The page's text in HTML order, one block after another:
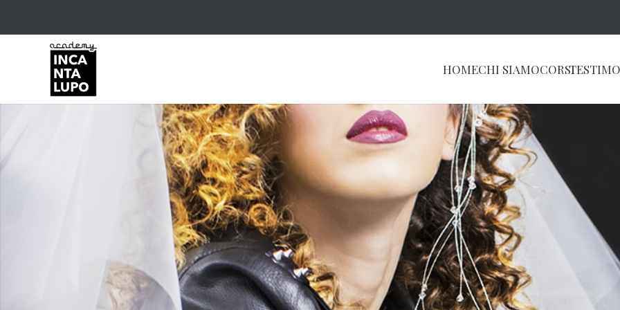
HOMECHI SIAMOCORSI